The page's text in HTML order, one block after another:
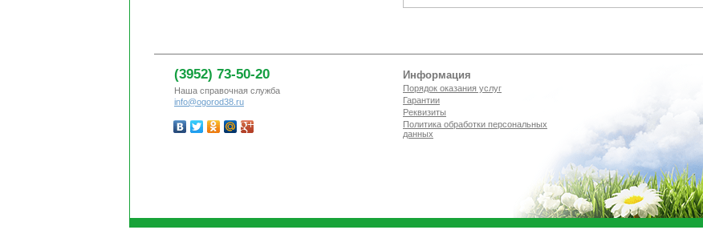
(3952) 73-50-20
Наша справочная служба
info@ogorod38.ru
Информация
Порядок оказания услуг
Гарантии
Реквизиты
Политика обработки персональных
данных